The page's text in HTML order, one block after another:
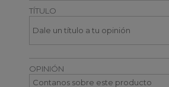
TÍTULO
OPINIÓN